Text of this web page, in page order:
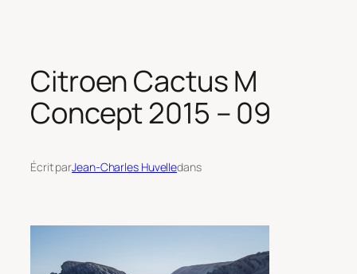
Citroen Cactus M
Concept 2015 – 09
Écrit parJean-Charles Huvelledans